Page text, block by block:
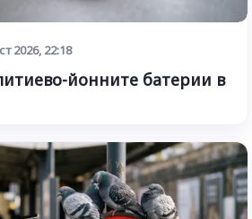
2026, 22:18
йонните батерии в